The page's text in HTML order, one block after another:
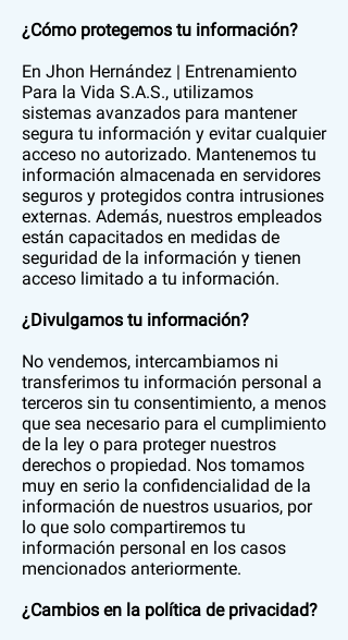
¿Cómo protegemos tu información?
En Jhon Hernández | Entrenamiento
Para la Vida S.A.S., utilizamos
sistemas avanzados para mantener
segura tu información y evitar cualquier
acceso no autorizado. Mantenemos tu
información almacenada en servidores
seguros y protegidos contra intrusiones
externas. Además, nuestros empleados
están capacitados en medidas de
seguridad de la información y tienen
acceso limitado a tu información.
¿Divulgamos tu información?
No vendemos, intercambiamos ni
transferimos tu información personal a
terceros sin tu consentimiento, a menos
que sea necesario para el cumplimiento
de la ley o para proteger nuestros
derechos o propiedad. Nos tomamos
muy en serio la confidencialidad de la
información de nuestros usuarios, por
lo que solo compartiremos tu
información personal en los casos
mencionados anteriormente.
¿Cambios en la política de privacidad?